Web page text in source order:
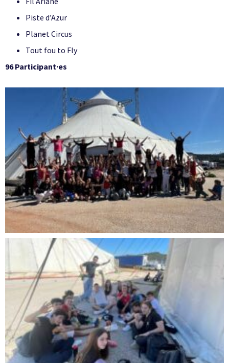
Piste d’Azur
Planet Circus
Tout fou to Fly
96 Participant·es